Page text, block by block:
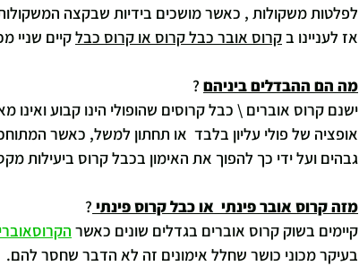
לפלטות משקולות , כאשר מושכים בידיות שבקצה
אז לעניינו ב קרוס אובר כבל קרוס או קרוס כבל קיים שניי
מה הם ההבדלים ביניהם ?
ישנם קרוס אוברים \ כבל קרוסים שהופולי הינו קבוע ואינו
אופציה של פולי עליון בלבד  או תחתון למשל, כאשר
גבהים ועל ידי כך להפוך את האימון בכבל קרוס ביעילות
מזה קרוס אובר פינתי  או כבל קרוס פינתי ?
קיימים בשוק קרוס אוברים בגדלים שונים כאשר
בעיקר מכוני כושר שחלל אימונים זה לא הדבר שחסר להם.